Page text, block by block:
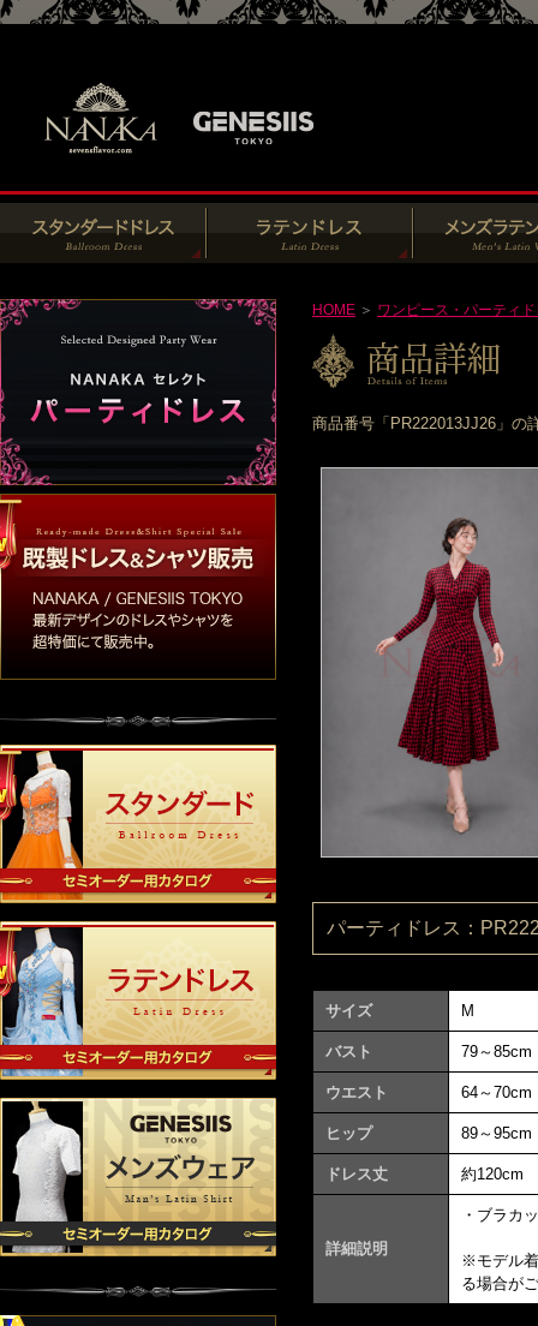
HOME ＞ ワンピース・パーティ
商品番号「PR222013JJ26」の
パーティドレス：
サイズ M
バスト 79～85cm
ウエスト 64～70cm
ヒップ 89～95cm
ドレス丈 約120cm
詳細説明
・ブラカ
※モデル
る場合が